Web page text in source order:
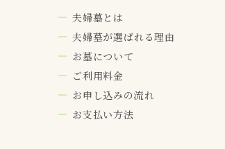
夫婦墓とは
夫婦墓が選ばれる理由
お墓について
ご利用料金
お申し込みの流れ
お支払い方法